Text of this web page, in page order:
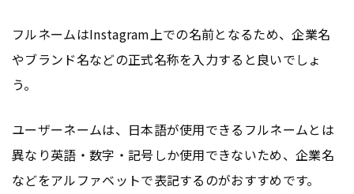
フルネームはInstagram上での名前となるため、企業名
やブランド名などの正式名称を入力すると良いでしょ
う。
ユーザーネームは、日本語が使用できるフルネームとは
異なり英語・数字・記号しか使用できないため、企業名
などをアルファベットで表記するのがおすすめです。